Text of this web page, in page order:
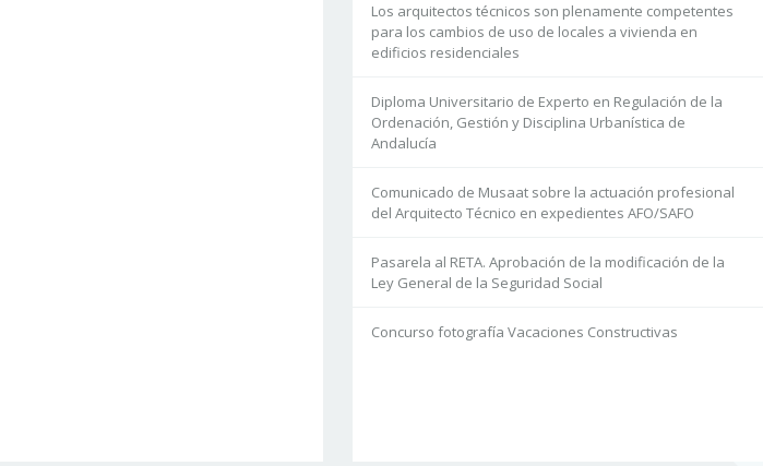
Los arquitectos técnicos son plenamente competentes
para los cambios de uso de locales a vivienda en
edificios residenciales
Diploma Universitario de Experto en Regulación de la
Ordenación, Gestión y Disciplina Urbanística de
Andalucía
Comunicado de Musaat sobre la actuación profesional
del Arquitecto Técnico en expedientes AFO/SAFO
Pasarela al RETA. Aprobación de la modificación de la
Ley General de la Seguridad Social
Concurso fotografía Vacaciones Constructivas